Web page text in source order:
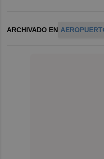
ARCHIVADO EN